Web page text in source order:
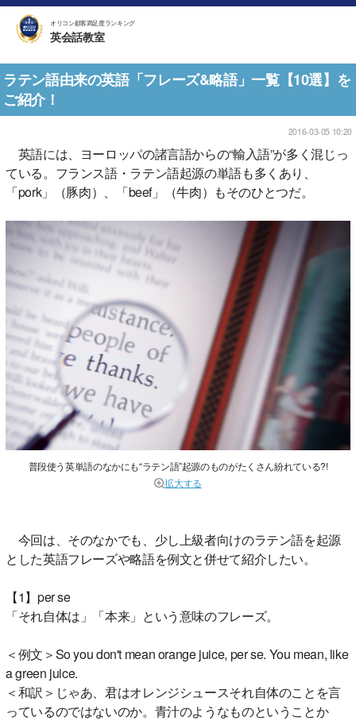
オリコン顧客満足度ランキング
英会話教室
ラテン語由来の英語「フレーズ&略語」一覧【10選】を
ご紹介！
2016-03-05 10:20
英語には、ヨーロッパの諸言語からの“輸入語”が多く混じっ
ている。フランス語・ラテン語起源の単語も多くあり、
「pork」（豚肉）、「beef」（牛肉）もそのひとつだ。
普段使う英単語のなかにも“ラテン語”起源のものがたくさん紛れている?!
拡大する
今回は、そのなかでも、少し上級者向けのラテン語を起源
とした英語フレーズや略語を例文と併せて紹介したい。
【1】per se
「それ自体は」「本来」という意味のフレーズ。
＜例文＞So you don't mean orange juice, per se. You mean, like
a green juice.
＜和訳＞じゃあ、君はオレンジシュースそれ自体のことを言
っているのではないのか。青汁のようなものということか